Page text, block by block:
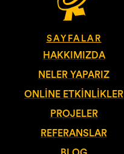
SAYFALAR
HAKKIMIZDA
NELER YAPARIZ
ONLINE ETKINLIKLER
PROJELER
REFERANSLAR